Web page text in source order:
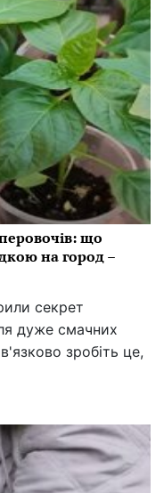
що
на город –
секрет
дуже смачних
зробіть це,